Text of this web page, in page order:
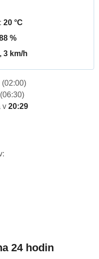
20 °C
%
3 km/h
(02:00)
(06:30)
v 20:29
24 hodin